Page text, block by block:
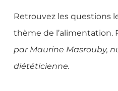
Retrouvez les questions
thème de l’alimentation.
par Maurine Masrouby,
diététicienne.